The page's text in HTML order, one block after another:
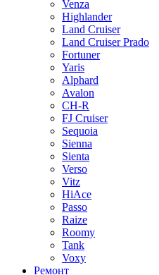
Venza
Highlander
Land Cruiser
Land Cruiser Prado
Fortuner
Yaris
Alphard
Avalon
CH-R
FJ Cruiser
Sequoia
Sienna
Sienta
Verso
Vitz
HiAce
Passo
Raize
Roomy
Tank
Voxy
Ремонт